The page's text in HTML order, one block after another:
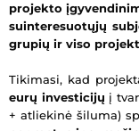
projekto
suinteresuotųjų
grupių ir viso
Tikimasi, kad
eurų investicijų į
+ atliekinė šiluma)